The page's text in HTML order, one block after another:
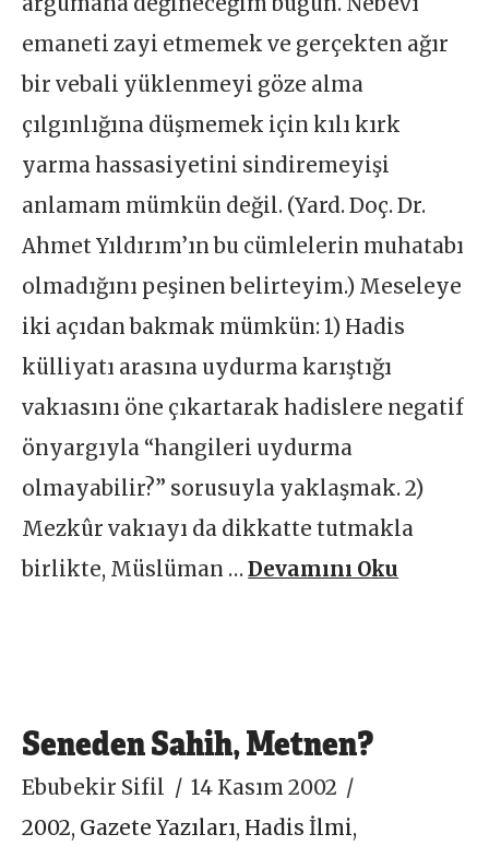
emaneti zayi etmemek ve gerçekten ağır
bir vebali yüklenmeyi göze alma
çılgınlığına düşmemek için kılı kırk
yarma hassasiyetini sindiremeyişi
anlamam mümkün değil. (Yard. Doç. Dr.
Ahmet Yıldırım’ın bu cümlelerin muhatabı
olmadığını peşinen belirteyim.) Meseleye
iki açıdan bakmak mümkün: 1) Hadis
külliyatı arasına uydurma karıştığı
vakıasını öne çıkartarak hadislere negatif
önyargıyla “hangileri uydurma
olmayabilir?” sorusuyla yaklaşmak. 2)
Mezkûr vakıayı da dikkatte tutmakla
birlikte, Müslüman …Devamını Oku
Seneden Sahih, Metnen?
Ebubekir Sifil
14 Kasım 2002
2002, Gazete Yazıları, Hadis İlmi,